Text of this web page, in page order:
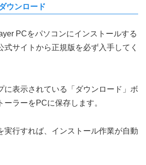
ウンロード
PCをパソコンにインストールする
式サイトから正規版を必ず入手してく
に表示されている「ダウンロード」ボ
ーラーをPCに保存します。
実行すれば、インストール作業が自動